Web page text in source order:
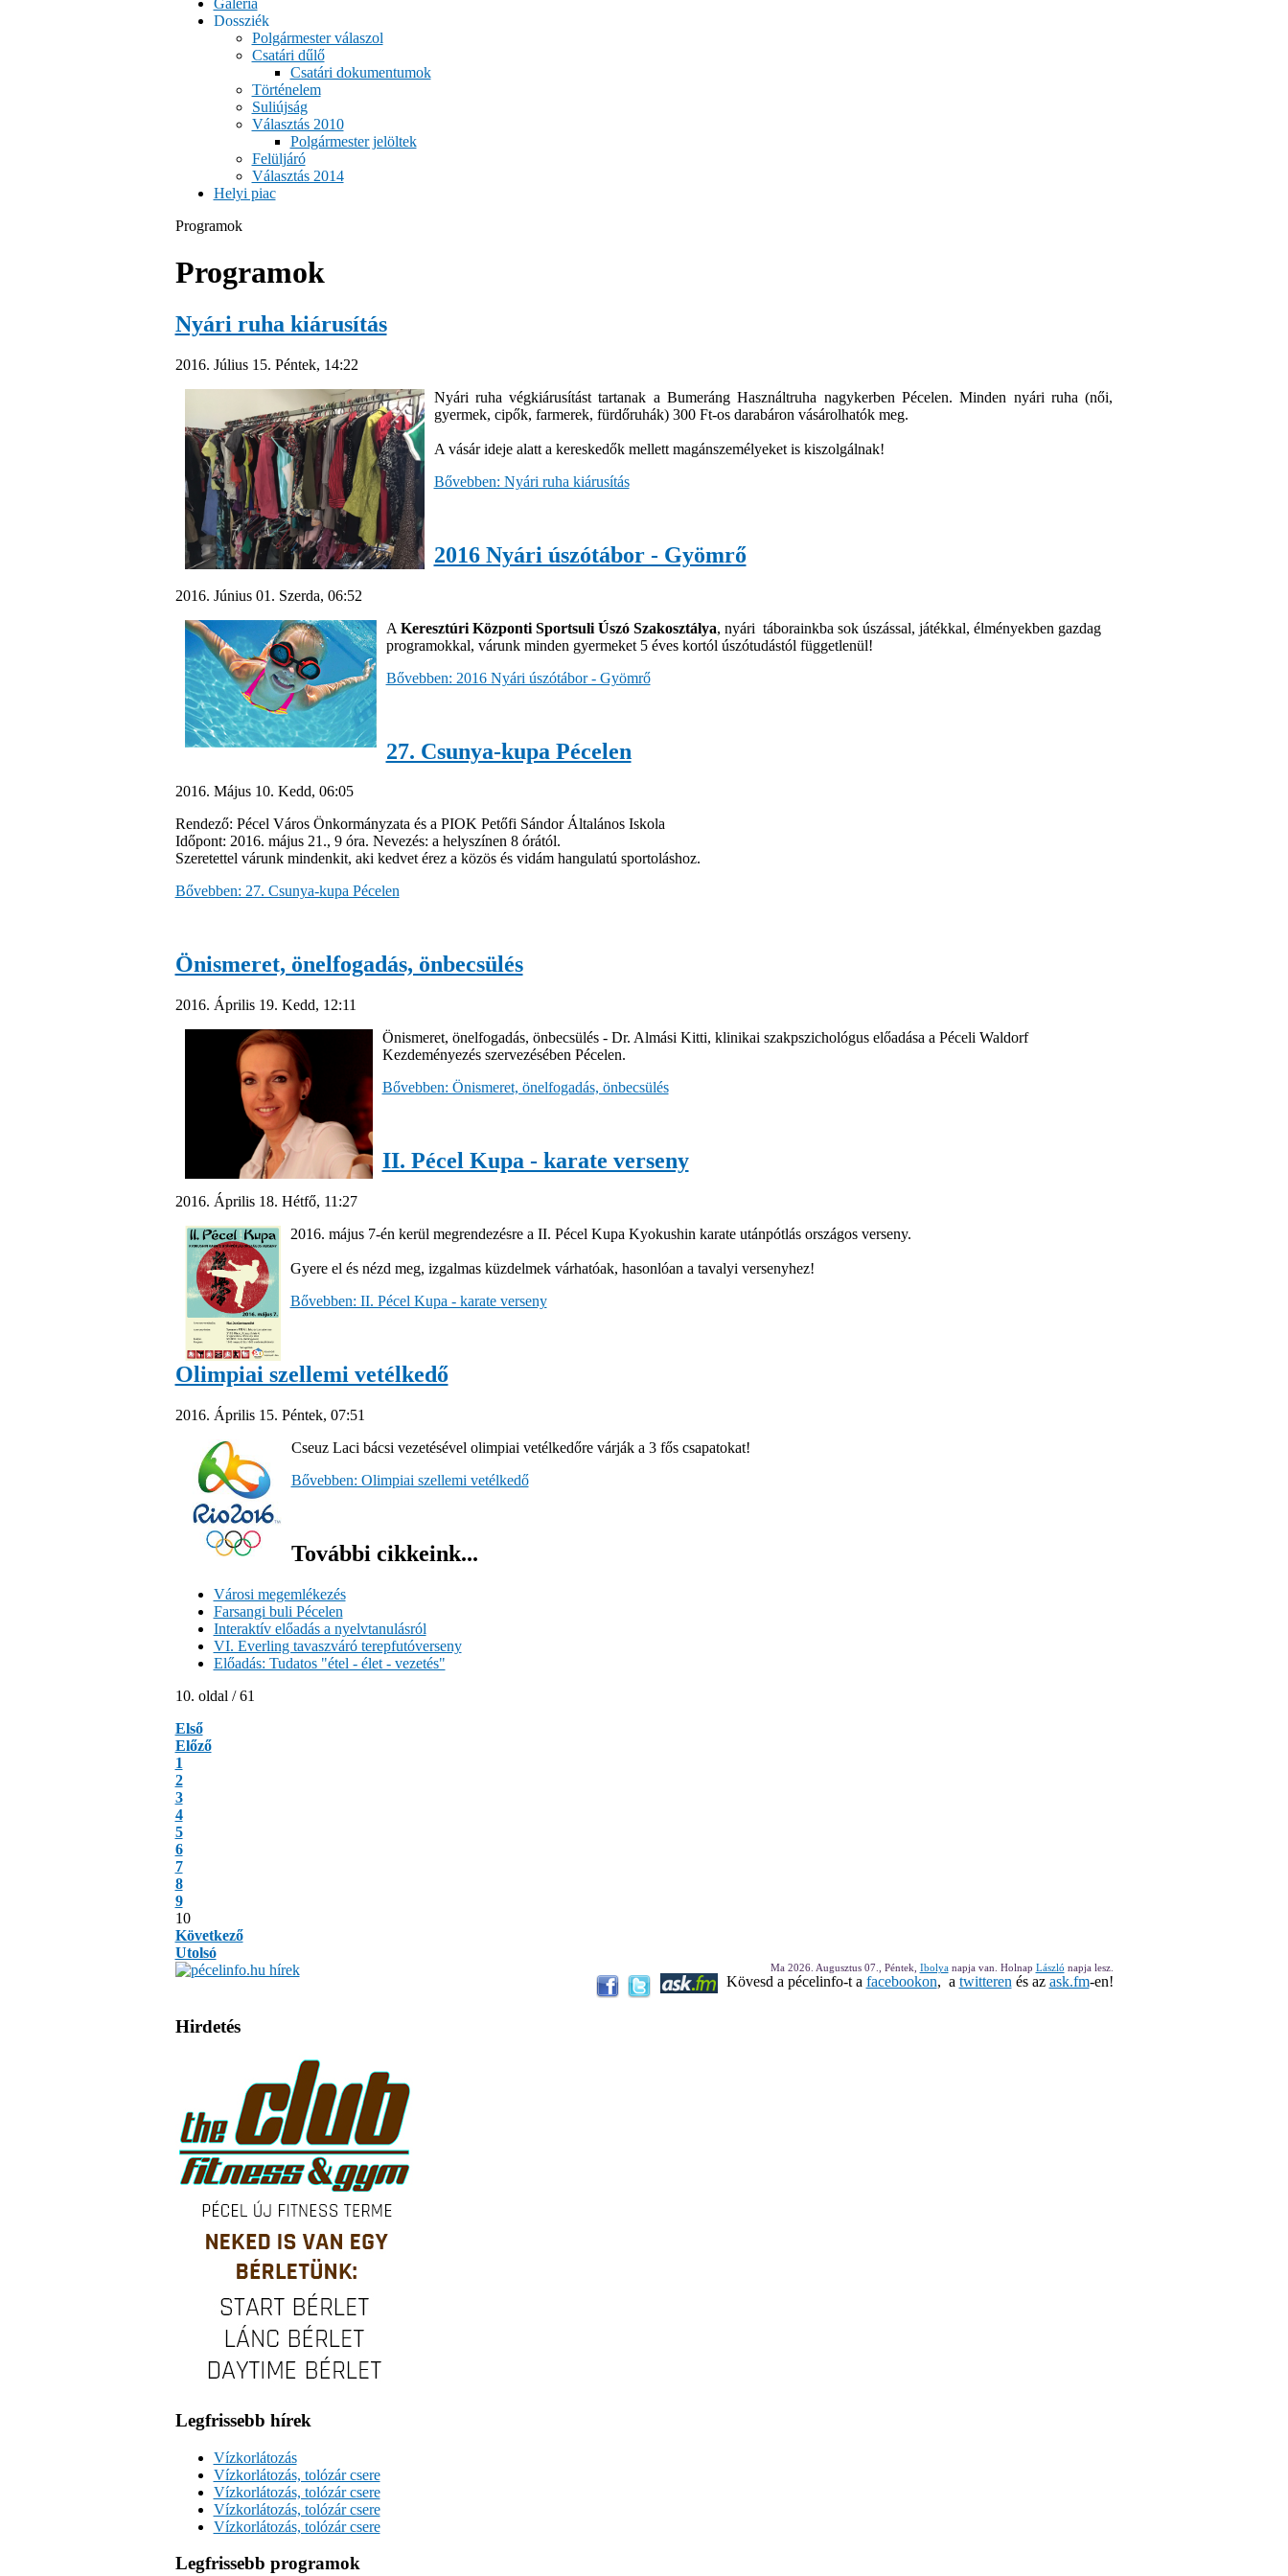
Galéria
Dossziék
Polgármester válaszol
Csatári dűlő
Csatári dokumentumok
Történelem
Suliújság
Választás 2010
Polgármester jelöltek
Felüljáró
Választás 2014
Helyi piac
Programok
Programok
Nyári ruha kiárusítás
2016. Július 15. Péntek, 14:22
Nyári ruha végkiárusítást tartanak a Bumeráng Használtruha nagykerben Pécelen. Minden nyári ruha (női,
gyermek, cipők, farmerek, fürdőruhák) 300 Ft-os darabáron vásárolhatók meg.
A vásár ideje alatt a kereskedők mellett magánszemélyeket is kiszolgálnak!
Bővebben: Nyári ruha kiárusítás
2016 Nyári úszótábor - Gyömrő
2016. Június 01. Szerda, 06:52
A Keresztúri Központi Sportsuli Úszó Szakosztálya, nyári táborainkba sok úszással, játékkal, élményekben gazdag
programokkal, várunk minden gyermeket 5 éves kortól úszótudástól függetlenül!
Bővebben: 2016 Nyári úszótábor - Gyömrő
27. Csunya-kupa Pécelen
2016. Május 10. Kedd, 06:05
Rendező: Pécel Város Önkormányzata és a PIOK Petőfi Sándor Általános Iskola
Időpont: 2016. május 21., 9 óra. Nevezés: a helyszínen 8 órától.
Szeretettel várunk mindenkit, aki kedvet érez a közös és vidám hangulatú sportoláshoz.
Bővebben: 27. Csunya-kupa Pécelen
Önismeret, önelfogadás, önbecsülés
2016. Április 19. Kedd, 12:11
Önismeret, önelfogadás, önbecsülés - Dr. Almási Kitti, klinikai szakpszichológus előadása a Péceli Waldorf
Kezdeményezés szervezésében Pécelen.
Bővebben: Önismeret, önelfogadás, önbecsülés
II. Pécel Kupa - karate verseny
2016. Április 18. Hétfő, 11:27
2016. május 7-én kerül megrendezésre a II. Pécel Kupa Kyokushin karate utánpótlás országos verseny.
Gyere el és nézd meg, izgalmas küzdelmek várhatóak, hasonlóan a tavalyi versenyhez!
Bővebben: II. Pécel Kupa - karate verseny
Olimpiai szellemi vetélkedő
2016. Április 15. Péntek, 07:51
Cseuz Laci bácsi vezetésével olimpiai vetélkedőre várják a 3 fős csapatokat!
Bővebben: Olimpiai szellemi vetélkedő
További cikkeink...
Városi megemlékezés
Farsangi buli Pécelen
Interaktív előadás a nyelvtanulásról
VI. Everling tavaszváró terepfutóverseny
Előadás: Tudatos "étel - élet - vezetés"
10. oldal / 61
Első
Előző
1
2
3
4
5
6
7
8
9
10
Következő
Utolsó
Ma 2026. Augusztus 07., Péntek, Ibolyanapja van. Holnap László napja lesz.
Kövesd a pécelinfo-t a facebookon, a twitteren és az ask.fm-en!
Hirdetés
Legfrissebb hírek
Vízkorlátozás
Vízkorlátozás, tolózár csere
Vízkorlátozás, tolózár csere
Vízkorlátozás, tolózár csere
Vízkorlátozás, tolózár csere
Legfrissebb programok